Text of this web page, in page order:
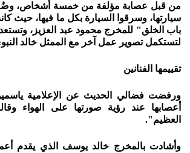
من قبل عصابة مؤلفة من خمسة أشخاص،
سيارتها، وسرقوا السيارة بكل ما فيها،
باب الخلق" للمخرج محمود عبد العزيز، وتستعد
لتستكمل تصوير عمل آخر مع الممثل خالد
تقييمها الفنانين
ورفضت فضالي الحديث عن الإعلامية
أعصابها عند رؤية صورتها على الهواء
العظيم".
وأشادت بالمخرج خالد يوسف الذي يقدم